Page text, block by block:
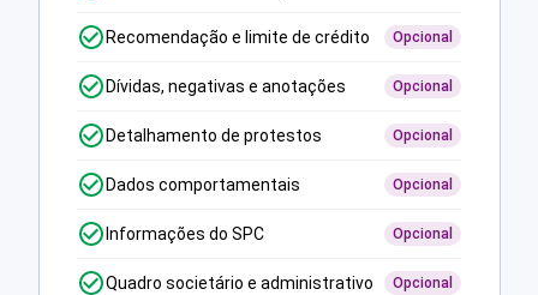
Recomendação e limite de crédito Opcional
Dívidas, negativas e anotações Opcional
Detalhamento de protestos Opcional
Dados comportamentais Opcional
Informações do SPC Opcional
Quadro societário e administrativo Opcional